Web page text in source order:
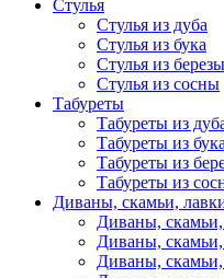
Стулья
Стулья из дуба
Стулья из бука
Стулья из березы
Стулья из сосны
Табуреты
Табуреты из
Табуреты из бука
Табуреты из
Табуреты из
Диваны, скамьи,
Диваны, скамьи,
Диваны, скамьи,
Диваны,